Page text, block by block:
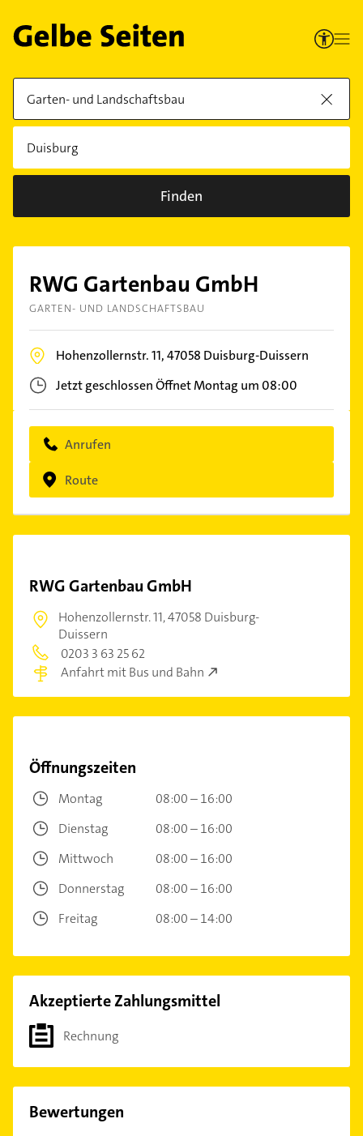
Finden
RWG Gartenbau GmbH
GARTEN- UND LANDSCHAFTSBAU
Hohenzollernstr. 11,47058 Duisburg-Duissern
Jetzt geschlossenÖffnet Montag um 08:00
Anrufen
Route
RWG Gartenbau GmbH
Hohenzollernstr. 11,47058 Duisburg-
Duissern
0203 3 63 25 62
Anfahrt mit Bus und Bahn
Öffnungszeiten
Montag
08:00 – 16:00
Dienstag
08:00 – 16:00
Mittwoch
08:00 – 16:00
Donnerstag
08:00 – 16:00
Freitag
08:00 – 14:00
Akzeptierte Zahlungsmittel
Rechnung
Bewertungen